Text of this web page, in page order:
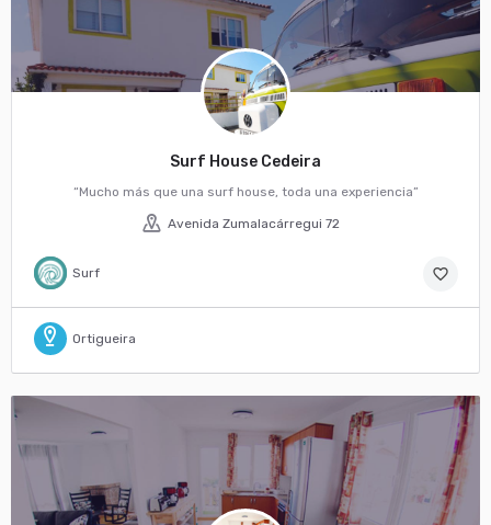
Surf House Cedeira
“Mucho más que una surf house, toda una experiencia”
Avenida Zumalacárregui 72
Surf favorite_border
Ortigueira